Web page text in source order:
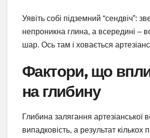
Уявіть собі підземний “сендвіч”:
непроникна глина, а всередині –
шар. Ось там і ховається
Фактори, що
на глибину
Глибина залягання артезіанської
випадковість, а результат кількох